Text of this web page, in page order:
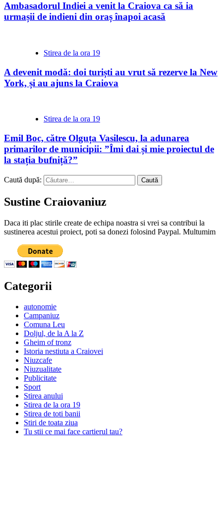
Ambasadorul Indiei a venit la Craiova ca să ia
urmașii de indieni din oraș înapoi acasă
Stirea de la ora 19
A devenit modă: doi turiști au vrut să rezerve la New
York, și au ajuns la Craiova
Stirea de la ora 19
Emil Boc, către Olguța Vasilescu, la adunarea
primarilor de municipii: ”Îmi dai și mie proiectul de
la stația bufniță?”
Caută după:
Sustine Craiovaniuz
Daca iti plac stirile create de echipa noastra si vrei sa contribui la
sustinerea acestui proiect, poti sa donezi folosind Paypal. Multumim
Categorii
autonomie
Campaniuz
Comuna Leu
Doljul, de la A la Z
Gheim of tronz
Istoria nestiuta a Craiovei
Niuzcafe
Niuzualitate
Publicitate
Sport
Stirea anului
Stirea de la ora 19
Stirea de toti banii
Stiri de toata ziua
Tu stii ce mai face cartierul tau?